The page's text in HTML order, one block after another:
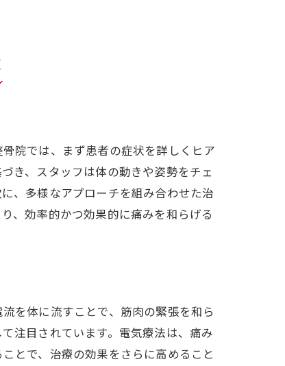
院では、まず患者の症状を詳しくヒア
き、スタッフは体の動きや姿勢をチェ
、多様なアプローチを組み合わせた治
、効率的かつ効果的に痛みを和らげる
を体に流すことで、筋肉の緊張を和ら
注目されています。電気療法は、痛み
とで、治療の効果をさらに高めること